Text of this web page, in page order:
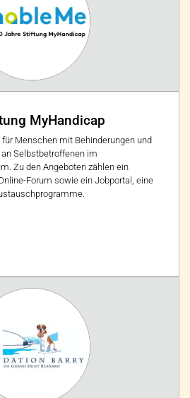
MyHandicap
Menschen mit Behinderungen und
Selbstbetroffenen im
Zu den Angeboten zählen ein
Forum sowie ein Jobportal, eine